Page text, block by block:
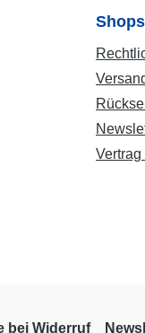
bei Widerruf